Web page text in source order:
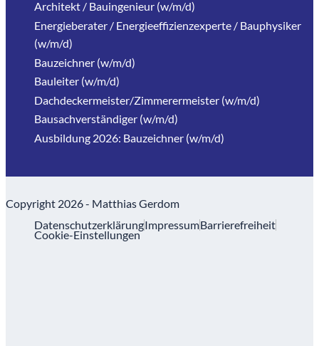
Architekt / Bauingenieur (w/m/d)
Energieberater / Energieeffizienzexperte / Bauphysiker
(w/m/d)
Bauzeichner (w/m/d)
Bauleiter (w/m/d)
Dachdeckermeister/Zimmerermeister (w/m/d)
Bausachverständiger (w/m/d)
Ausbildung 2026: Bauzeichner (w/m/d)
Copyright 2026 - Matthias Gerdom
DatenschutzerklärungImpressumBarrierefreiheit
Cookie-Einstellungen